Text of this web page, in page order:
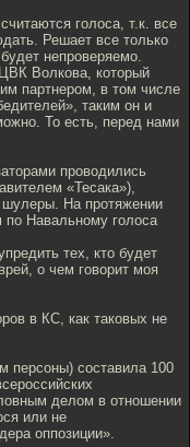
голоса, т.к. все
Решает все только
непроверяемо.
Волкова, который
партнером, в том числе
таким он и
То есть, перед нами
проводились
«Тесака»),
шулеры. На протяжении
по Навальному голоса
тех, кто будет
о чем говорит моя
в КС, как таковых не
персоны) составила 100
делом в отношении
или не
оппозиции».